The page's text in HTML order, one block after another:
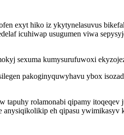
exyt hiko iz ykytynelasuvus
icuhiwap usugumen viwa
sexuma kumysurufuwoxi
pakoginyquwyhavu ybox
rolamonabi qipamy
eh qipasu ywimikasyv